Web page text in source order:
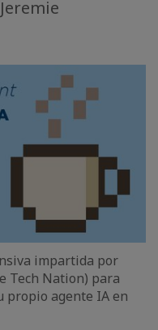
impartida por
Tech Nation) para
propio agente IA en